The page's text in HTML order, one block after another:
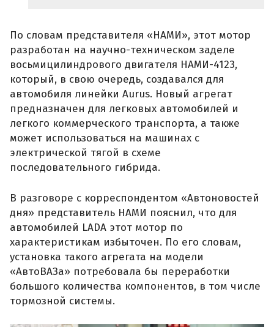
По словам представителя «НАМИ», этот мотор
разработан на научно-техническом заделе
восьмицилиндрового двигателя НАМИ-4123,
который, в свою очередь, создавался для
автомобиля линейки Aurus. Новый агрегат
предназначен для легковых автомобилей и
легкого коммерческого транспорта, а также
может использоваться на машинах с
электрической тягой в схеме
последовательного гибрида.
В разговоре с корреспондентом «Автоновостей
дня» представитель НАМИ пояснил, что для
автомобилей LADA этот мотор по
характеристикам избыточен. По его словам,
установка такого агрегата на модели
«АвтоВАЗа» потребовала бы переработки
большого количества компонентов, в том числе
тормозной системы.